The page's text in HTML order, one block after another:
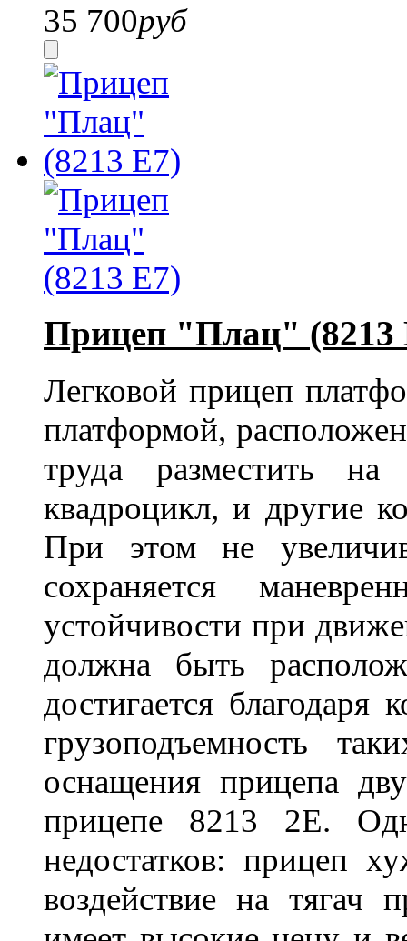
35 700руб
Прицеп "Плац" (8213
Легковой прицеп
платформой,
труда разместить
квадроцикл, и другие
При этом не
сохраняется
устойчивости при
должна быть
достигается благодаря
грузоподъемность
оснащения прицепа
прицепе 8213 2Е.
недостатков: прицеп
воздействие на тягач